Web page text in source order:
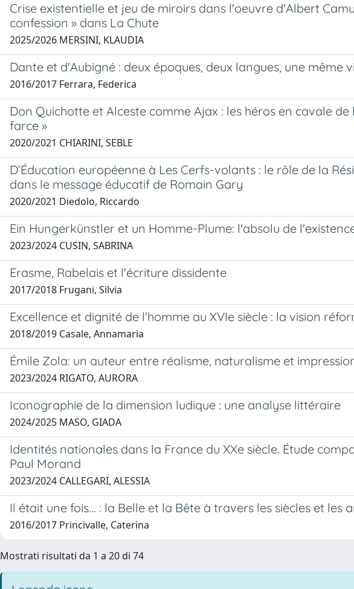
Crise existentielle et jeu de miroirs dans l'oeuvre d'Albert
confession » dans La Chute
2025/2026 MERSINI, KLAUDIA
Dante et d'Aubigné : deux époques, deux langues, une même
2016/2017 Ferrara, Federica
Don Quichotte et Alceste comme Ajax : les héros en cavale
farce »
2020/2021 CHIARINI, SEBLE
D’Éducation européenne à Les Cerfs-volants : le rôle de la
dans le message éducatif de Romain Gary
2020/2021 Diedolo, Riccardo
Ein Hungerkünstler et un Homme-Plume: l'absolu de
2023/2024 CUSIN, SABRINA
Erasme, Rabelais et l'écriture dissidente
2017/2018 Frugani, Silvia
Excellence et dignité de l'homme au XVIe siècle : la vision
2018/2019 Casale, Annamaria
Émile Zola: un auteur entre réalisme, naturalisme et
2023/2024 RIGATO, AURORA
Iconographie de la dimension ludique : une analyse littéraire
2024/2025 MASO, GIADA
Identités nationales dans la France du XXe siècle. Étude
Paul Morand
2023/2024 CALLEGARI, ALESSIA
Il était une fois... : la Belle et la Bête à travers les siècles et les
2016/2017 Princivalle, Caterina
Mostrati risultati da 1 a 20 di 74